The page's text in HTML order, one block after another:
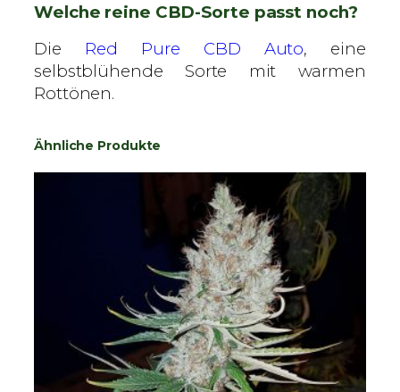
Welche reine CBD-Sorte passt noch?
Die Red Pure CBD Auto, eine
selbstblühende Sorte mit warmen
Rottönen.
Ähnliche Produkte